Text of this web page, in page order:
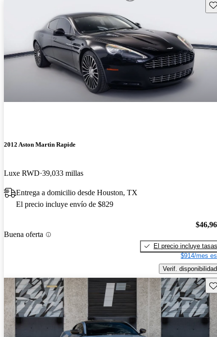
2012 Aston Martin Rapide
Luxe RWD 39,033 millas
Entrega a domicilio desde Houston, TX
El precio incluye envío de $829
Buena oferta
El precio incluye tasas
$914/mes
Verif. disponibilidad